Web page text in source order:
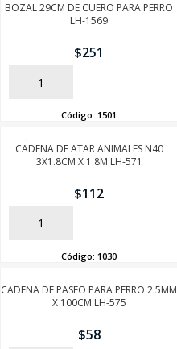
BOZAL 29CM DE CUERO PARA PERRO
LH-1569
$251
AÑADIR
Código: 1501
CADENA DE ATAR ANIMALES N40
3X1.8CM X 1.8M LH-571
$112
AÑADIR
Código: 1030
CADENA DE PASEO PARA PERRO 2.5MM
X 100CM LH-575
$58